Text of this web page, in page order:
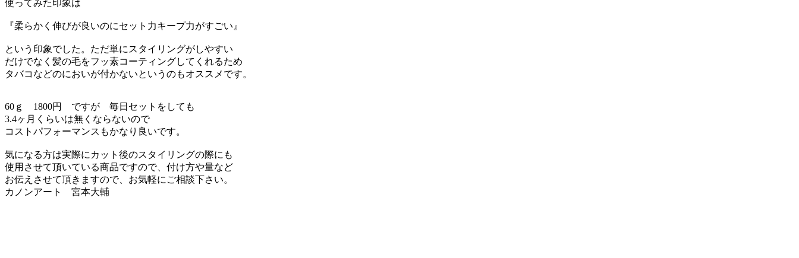
使ってみた印象は
『柔らかく伸びが良いのにセット力キープ力がすごい』
という印象でした。ただ単にスタイリングがしやすい
だけでなく髪の毛をフッ素コーティングしてくれるため
タバコなどのにおいが付かないというのもオススメです。
60ｇ 1800円 ですが 毎日セットをしても
3.4ヶ月くらいは無くならないので
コストパフォーマンスもかなり良いです。
気になる方は実際にカット後のスタイリングの際にも
使用させて頂いている商品ですので、付け方や量など
お伝えさせて頂きますので、お気軽にご相談下さい。
カノンアート 宮本大輔